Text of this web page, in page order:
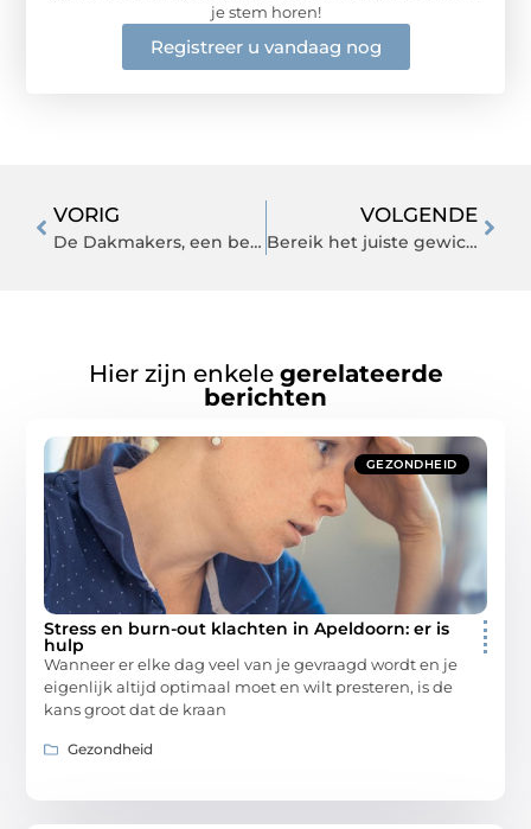
je stem horen!
Registreer u vandaag nog
VORIG
De Dakmakers, een betrouwbaar en ervaren dakbedekkingsbedrijf
VOLGENDE
Bereik het juiste gewicht met voeding
Hier zijn enkele gerelateerde
berichten
GEZONDHEID
Stress en burn-out klachten in Apeldoorn: er is
hulp
Wanneer er elke dag veel van je gevraagd wordt en je
eigenlijk altijd optimaal moet en wilt presteren, is de
kans groot dat de kraan
Gezondheid